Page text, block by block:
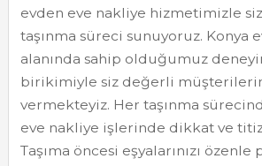
evden eve nakliye hizmetimizle
taşınma süreci sunuyoruz. Konya
alanında sahip olduğumuz
birikimiyle siz değerli
vermekteyiz. Her taşınma
eve nakliye işlerinde dikkat ve
Taşıma öncesi eşyalarınızı